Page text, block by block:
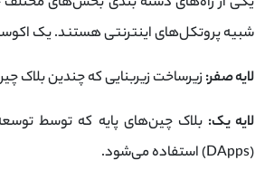
شبیه پروتکل‌های اینترنتی هستند. یک
لایه صفر:زیرساخت زیربنایی که چندین بلاک
لایه یک: بلاک چین‌های پایه که توسط
(DApps) استفاده می‌شود.